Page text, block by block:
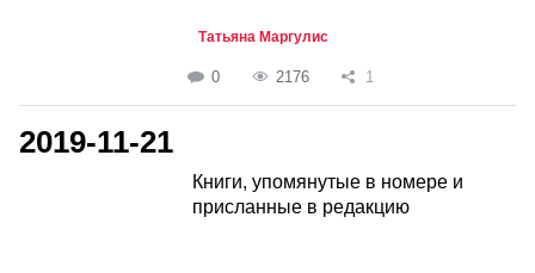
Татьяна Маргулис
0 2176 1
2019-11-21
Книги, упомянутые в номере и
присланные в редакцию